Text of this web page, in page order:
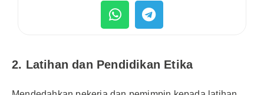
2. Latihan dan Pendidikan Etika